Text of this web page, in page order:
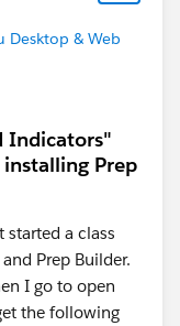
Desktop & Web
Indicators"
Prep
a class
Prep Builder.
I go to open
the following